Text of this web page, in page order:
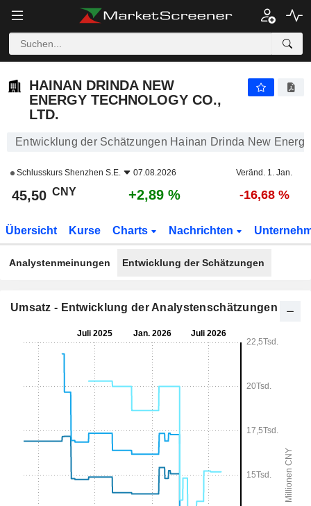
HAINAN DRINDA NEW
ENERGY TECHNOLOGY CO.,
LTD.
Entwicklung der Schätzungen Hainan Drinda New
Schlusskurs Shenzhen S.E. 07.08.2026 Veränd. 1. Jan.
45,50 CNY +2,89 % -16,68 %
Übersicht Kurse Charts Nachrichten
Analystenmeinungen Entwicklung der Schätzungen
Umsatz - Entwicklung der Analystenschätzungen